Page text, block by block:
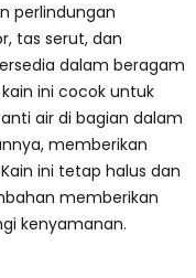
perlindungan
tas serut, dan
dalam beragam
ini cocok untuk
air di bagian dalam
memberikan
ini tetap halus dan
memberikan
kenyamanan.